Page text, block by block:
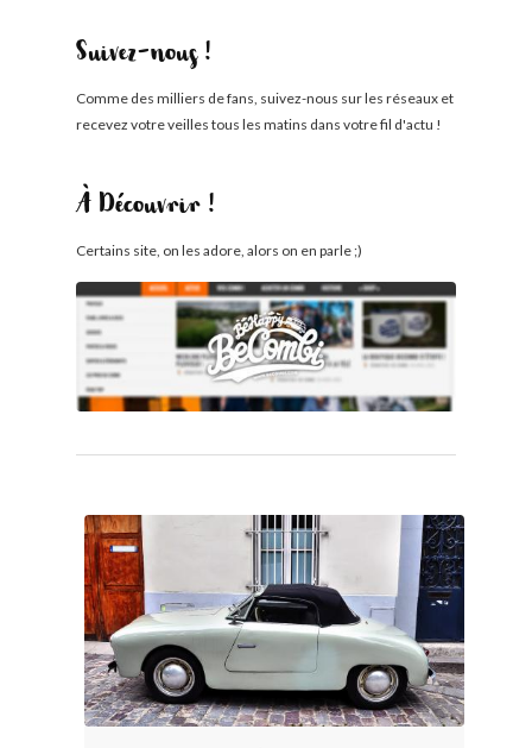
Suivez-nous !
Comme des milliers de fans, suivez-nous sur les réseaux et
recevez votre veilles tous les matins dans votre fil d'actu !
À Découvrir !
Certains site, on les adore, alors on en parle ;)